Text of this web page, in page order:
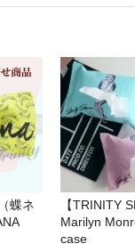
蝶ネ
【TRINITY
Marilyn
case